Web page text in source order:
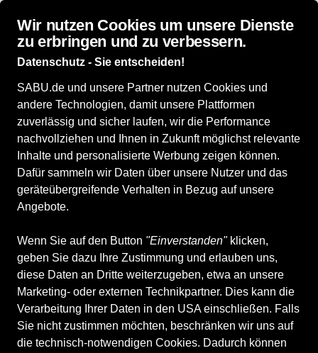
Wir nutzen Cookies um unsere Dienste
zu erbringen und zu verbessern.
Datenschutz - Sie entscheiden!
SABU.de und unsere Partner nutzen Cookies und
andere Technologien, damit unsere Plattformen
zuverlässig und sicher laufen, wir die Performance
nachvollziehen und Ihnen in Zukunft möglichst relevante
Inhalte und personalisierte Werbung zeigen können.
Dafür sammeln wir Daten über unsere Nutzer und das
geräteübergreifende Verhalten in Bezug auf unsere
Angebote.
Wenn Sie auf den Button "Einverstanden"klicken,
geben Sie dazu Ihre Zustimmung und erlauben uns,
diese Daten an Dritte weiterzugeben, etwa an unsere
Marketing- oder externen Technikpartner. Dies kann die
Verarbeitung Ihrer Daten in den USA einschließen. Falls
Sie nicht zustimmen möchten, beschränken wir uns auf
die technisch-notwendigen Cookies. Dadurch können
Alle Produkte Damenschuhe
Hochwertige Damenschuhe
ALLE FILTER
Marken Größe Farbe Geschlecht
über 10.000 Produkte